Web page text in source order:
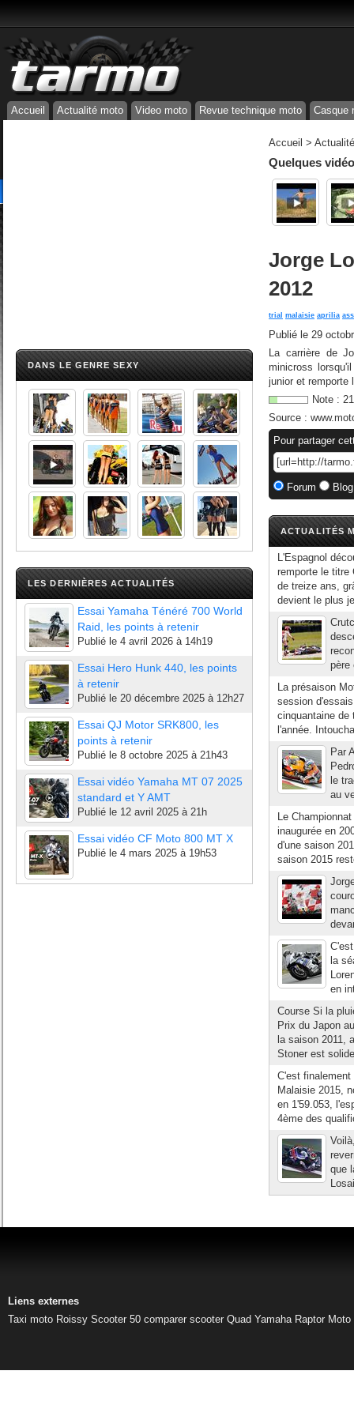
Accueil Actualité moto Video moto Revue technique moto Casque
DANS LE GENRE SEXY
LES DERNIÈRES ACTUALITÉS
Essai Yamaha Ténéré 700 World
Raid, les points à retenir
Publié le 4 avril 2026 à 14h19
Essai Hero Hunk 440, les points
à retenir
Publié le 20 décembre 2025 à 12h27
Essai QJ Motor SRK800, les
points à retenir
Publié le 8 octobre 2025 à 21h43
Essai vidéo Yamaha MT 07 2025
standard et Y AMT
Publié le 12 avril 2025 à 21h
Essai vidéo CF Moto 800 MT X
Publié le 4 mars 2025 à 19h53
Accueil >
Quelques
Jorge
2012
trial malaisie aprilia
Publié le 29
La carrière de
minicross
junior et remporte
Note : 21
Source :
Pour partager
Forum
ACTUALITÉS
L'Espagnol
remporte le titre
de treize ans,
devient le plus
père
La présaison
session
cinquantaine de
l'année.
Par
le
au
Le
inaugurée en
d'une saison
saison 2015
la
en
Course Si la
Prix du Japon
la saison 2011,
Stoner est
C'est
Malaisie 2015,
en 1'59.053,
4ème des
que
Liens externes
Taxi moto Roissy Scooter 50 comparer scooter Quad Yamaha Raptor